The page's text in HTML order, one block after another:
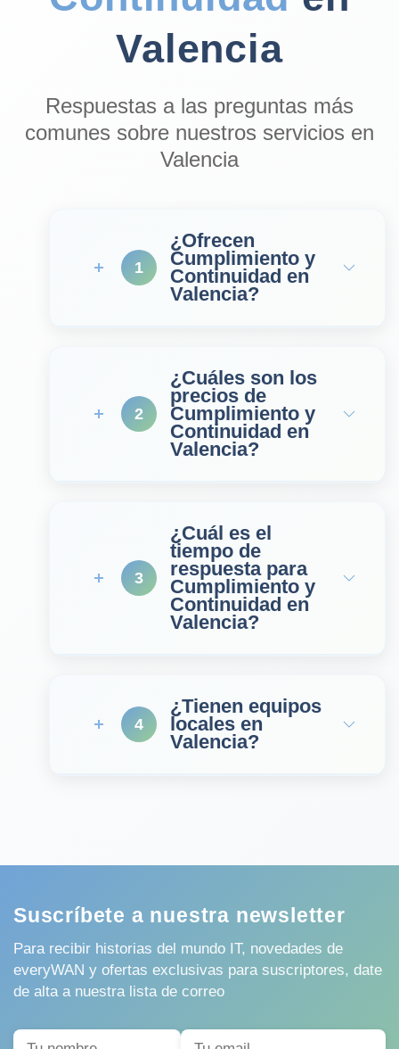
Valencia
Respuestas a las preguntas más
comunes sobre nuestros servicios en
Valencia
1
¿Ofrecen
Cumplimiento y
Continuidad en
Valencia?
2
¿Cuáles son los
precios de
Cumplimiento y
Continuidad en
Valencia?
3
¿Cuál es el
tiempo de
respuesta para
Cumplimiento y
Continuidad en
Valencia?
4
¿Tienen equipos
locales en
Valencia?
Suscríbete a nuestra newsletter
Para recibir historias del mundo IT, novedades de
everyWAN y ofertas exclusivas para suscriptores, date
de alta a nuestra lista de correo